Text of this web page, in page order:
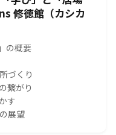
修徳館（カシカ
の概要
づくり
繋がり
す
展望